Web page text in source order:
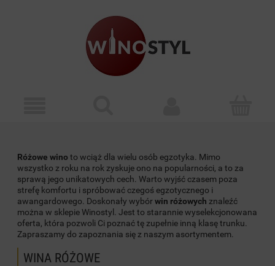
Różowe winoto wciąż dla wielu osób egzotyka. Mimo
wszystko z roku na rok zyskuje ono na popularności, a to za
sprawą jego unikatowych cech. Warto wyjść czasem poza
strefę komfortu i spróbować czegoś egzotycznego i
awangardowego. Doskonały wybórwin różowych znaleźć
można w sklepie Winostyl. Jest to starannie wyselekcjonowana
oferta, która pozwoli Ci poznać tę zupełnie inną klasę trunku.
Zapraszamy do zapoznania się z naszym asortymentem.
WINA RÓŻOWE